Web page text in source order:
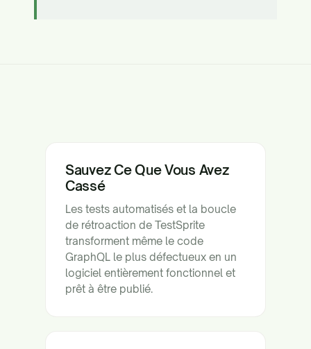
Sauvez Ce Que Vous Avez
Cassé
Les tests automatisés et la boucle
de rétroaction de TestSprite
transforment même le code
GraphQL le plus défectueux en un
logiciel entièrement fonctionnel et
prêt à être publié.